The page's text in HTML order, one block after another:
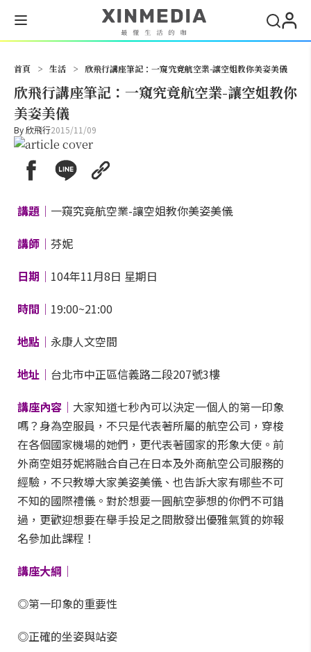
首頁 > 生活 > 欣飛行講座筆記：一窺究竟航空業-讓空姐教你美姿美儀
欣飛行講座筆記：一窺究竟航空業-讓空姐教你
美姿美儀
By欣飛行2015/11/09
講題│ 一窺究竟航空業-讓空姐教你美姿美儀
講師│ 芬妮
日期│ 104年11月8日 星期日
時間│ 19:00~21:00
地點│ 永康人文空間
地址│ 台北市中正區信義路二段207號3樓
講座內容│ 大家知道七秒內可以決定一個人的第一印象
嗎？身為空服員，不只是代表著所屬的航空公司，穿梭
在各個國家機場的她們，更代表著國家的形象大使。前
外商空姐芬妮將融合自己在日本及外商航空公司服務的
經驗，不只教導大家美姿美儀、也告訴大家有哪些不可
不知的國際禮儀。對於想要一圓航空夢想的你們不可錯
過，更歡迎想要在舉手投足之間散發出優雅氣質的妳報
名參加此課程！
講座大綱│
◎第一印象的重要性
◎正確的坐姿與站姿